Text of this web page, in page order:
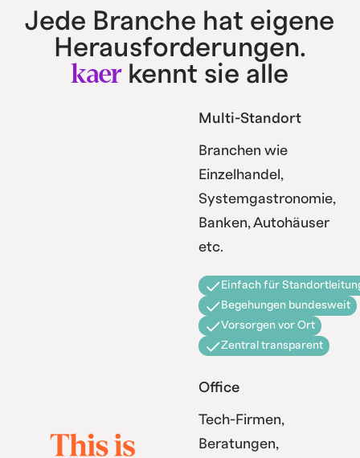
Jede Branche hat eigene
Herausforderungen.
kaerkennt sie alle
Multi-Standort
Branchen wie
Einzelhandel,
Systemgastronomie,
Banken, Autohäuser
etc.
Einfach für
Begehungen bundesweit
Vorsorgen vor Ort
Zentral transparent
Office
Tech-Firmen,
Beratungen,